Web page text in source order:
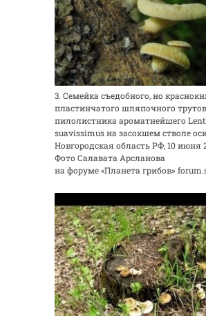
3. Семейка съедобного, но
пластинчатого шляпочного
пилолистника ароматнейшего
suavissimus на засохшем стволе
Новгородская область РФ, 10 июня
Фото Салавата Арсланова
на форуме «Планета грибов»